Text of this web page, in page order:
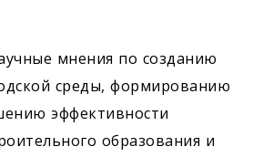
мнения по созданию
среды, формированию
эффективности
образования и